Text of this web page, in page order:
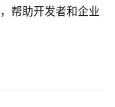
帮助开发者和企业